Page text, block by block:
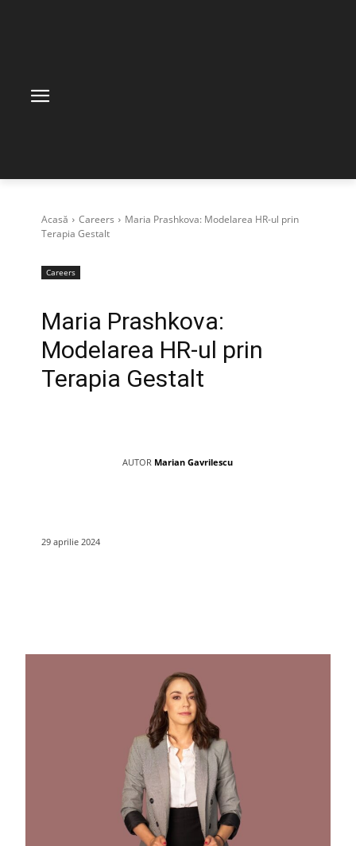
Acasă Careers
Maria Prashkova: Modelarea HR-ul prin
Terapia Gestalt
Careers
Maria Prashkova:
Modelarea HR-ul prin
Terapia Gestalt
AUTOR Marian Gavrilescu
29 aprilie 2024